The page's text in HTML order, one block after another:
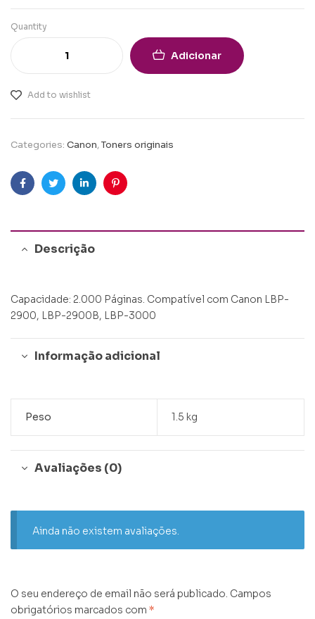
Quantity
Adicionar
Add to wishlist
Categories: Canon,Toners originais
FacebookTwitterLinkedinPinterest
Descrição
Capacidade: 2.000 Páginas. Compatível com Canon LBP-
2900, LBP-2900B, LBP-3000
Informação adicional
Peso 1.5 kg
Avaliações (0)
Ainda não existem avaliações.
O seu endereço de email não será publicado. Campos
obrigatórios marcados com *